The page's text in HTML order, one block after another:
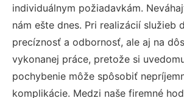
individuálnym požiadavkám.
nám ešte dnes. Pri realizácií služieb
precíznosť a odbornosť, ale aj na
vykonanej práce, pretože si
pochybenie môže spôsobiť
komplikácie. Medzi naše firemné